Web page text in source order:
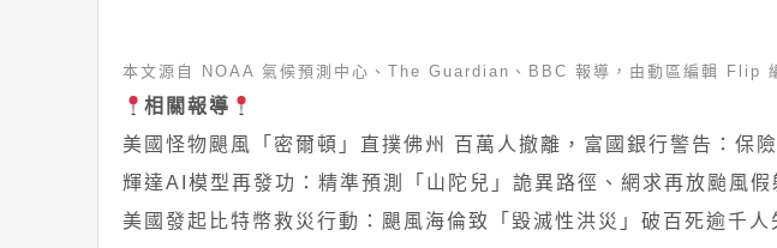
本文源自 NOAA 氣候預測中心、The Guardian、BBC 報導，由動區編輯 Flip
相關報導
美國怪物颶風「密爾頓」直撲佛州 百萬人撤離，富國銀行警告：保
輝達AI模型再發功：精準預測「山陀兒」詭異路徑、網求再放颱風假
美國發起比特幣救災行動：颶風海倫致「毀滅性洪災」破百死逾千人